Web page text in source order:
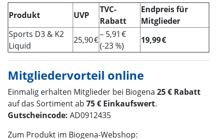
Produkt UVP
TVC-
Rabatt
Endpreis für
Mitglieder
Sports D3 & K2
Liquid
25,90 €
– 5,91 €
(-23 %)
19,99 €
Mitgliedervorteil online
Einmalig erhalten Mitglieder bei Biogena 25 € Rabatt
auf das Sortiment ab 75 € Einkaufswert.
Gutscheincode: AD0912435
Zum Produkt im Biogena-Webshop: